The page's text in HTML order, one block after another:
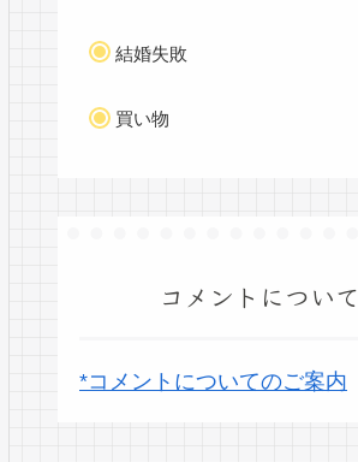
結婚失敗
買い物
コメントについて
*コメントについてのご案内